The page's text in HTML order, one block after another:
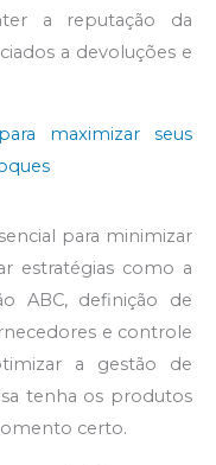
a reputação da
a devoluções e
maximizar seus
para minimizar
estratégias como a
ABC, definição de
e controle
a gestão de
tenha os produtos
certo.